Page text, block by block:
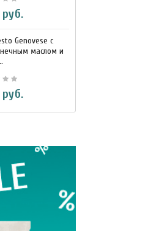
руб.
Genovese c
маслом и
руб.